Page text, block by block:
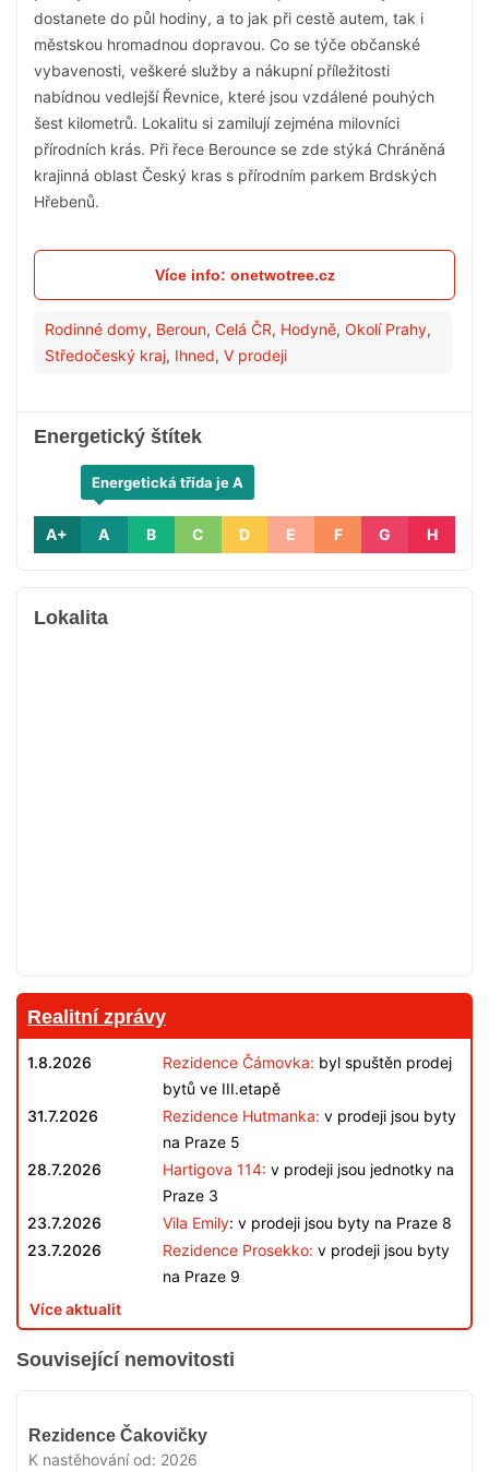
dostanete do půl hodiny, a to jak při cestě autem, tak i
městskou hromadnou dopravou. Co se týče občanské
vybavenosti, veškeré služby a nákupní příležitosti
nabídnou vedlejší Řevnice, které jsou vzdálené pouhých
šest kilometrů. Lokalitu si zamilují zejména milovníci
přírodních krás. Při řece Berounce se zde stýká Chráněná
krajinná oblast Český kras s přírodním parkem Brdských
Hřebenů.
Více info: onetwotree.cz
Rodinné domy, Beroun, Celá ČR, Hodyně, Okolí Prahy,
Středočeský kraj, Ihned, V prodeji
Energetický štítek
A+ A
Energetická třída je A
B C D E F G H
Lokalita
Realitní zprávy
1.8.2026 Rezidence Čámovka: byl spuštěn prodej
bytů ve III.etapě
31.7.2026
Rezidence Hutmanka: v prodeji jsou byty
na Praze 5
28.7.2026
Hartigova 114: v prodeji jsou jednotky na
Praze 3
23.7.2026
Vila Emily: v prodeji jsou byty na Praze 8
23.7.2026
Rezidence Prosekko: v prodeji jsou byty
na Praze 9
Více aktualit
Související nemovitosti
Rezidence Čakovičky
K nastěhování od: 2026